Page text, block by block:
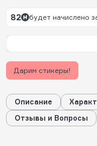
82 будет начислено
Дарим стикеры!
Описание
Отзывы и Вопросы